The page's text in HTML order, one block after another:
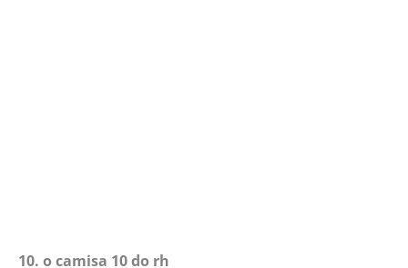
10. o camisa 10 do rh